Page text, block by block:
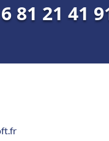
6 81 21 41